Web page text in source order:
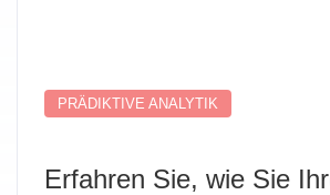
PRÄDIKTIVE ANALYTIK
Erfahren Sie, wie Sie